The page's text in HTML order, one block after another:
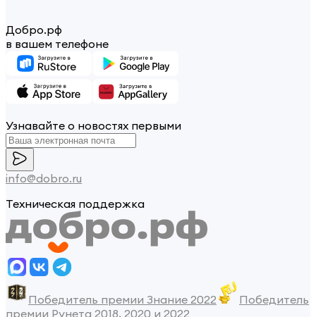
Добро.рф
в вашем телефоне
Узнавайте о новостях первыми
info@dobro.ru
Техническая поддержка
Победитель премии Знание 2022
Победитель
премии Рунета 2018, 2020 и 2022